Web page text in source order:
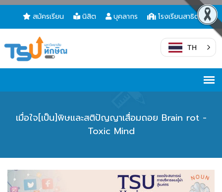
สมัครเรียน นิสิต บุคลากร โรงเรียนสาธิต
TH
เมื่อใจ[เป็น]พิษและสติปัญญาเสื่อมถอย Brain rot -
Toxic Mind